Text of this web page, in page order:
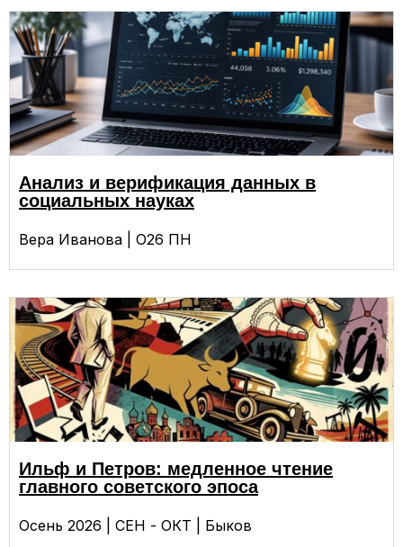
Анализ и верификация данных в
социальных науках
Вера Иванова | О26 ПН
Ильф и Петров: медленное чтение
главного советского эпоса
Осень 2026 | СЕН - ОКТ | Быков